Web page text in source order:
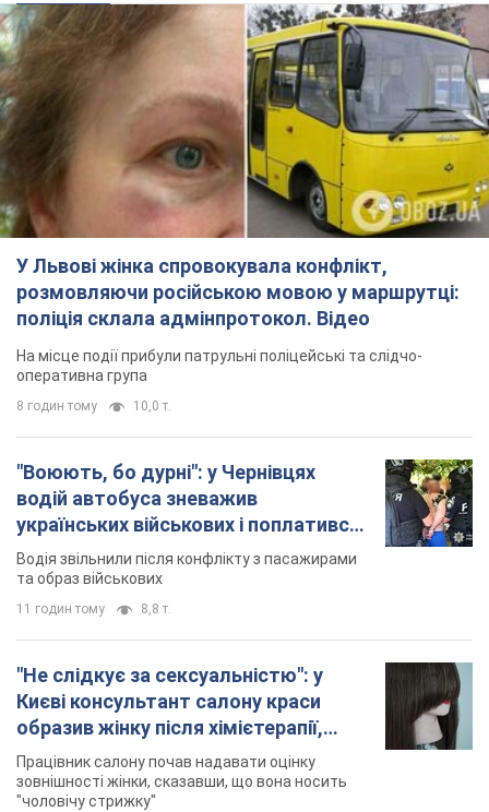
У Львові жінка спровокувала конфлікт,
розмовляючи російською мовою у маршрутці:
поліція склала адмінпротокол. Відео
На місце події прибули патрульні поліцейські та слідчо-
оперативна група
8 годин тому 10,0 т.
"Воюють, бо дурні": у Чернівцях
водій автобуса зневажив
українських військових і поплатився.
Відео
Водія звільнили після конфлікту з пасажирами
та образ військових
11 годин тому 8,8 т.
"Не слідкує за сексуальністю": у
Києві консультант салону краси
образив жінку після хімієтерапії,
розгорівся скандал. Фото
Працівник салону почав надавати оцінку
зовнішності жінки, сказавши, що вона носить
"чоловічу стрижку"